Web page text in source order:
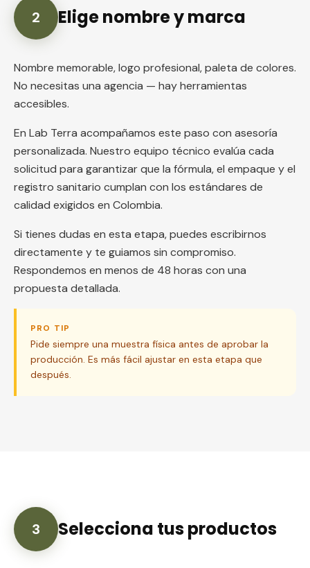
2 Elige nombre y marca
Nombre memorable, logo profesional, paleta de colores.
No necesitas una agencia — hay herramientas
accesibles.
En Lab Terra acompañamos este paso con asesoría
personalizada. Nuestro equipo técnico evalúa cada
solicitud para garantizar que la fórmula, el empaque y el
registro sanitario cumplan con los estándares de
calidad exigidos en Colombia.
Si tienes dudas en esta etapa, puedes escribirnos
directamente y te guiamos sin compromiso.
Respondemos en menos de 48 horas con una
propuesta detallada.
PRO TIP
Pide siempre una muestra física antes de aprobar la
producción. Es más fácil ajustar en esta etapa que
después.
3 Selecciona tus productos